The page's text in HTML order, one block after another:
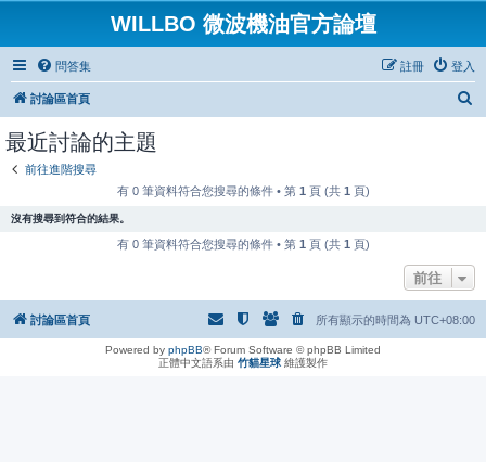
WILLBO 微波機油官方論壇
問答集 登入
註冊
討論區首頁
最近討論的主題
前往進階搜尋
有 0 筆資料符合您搜尋的條件 • 第 1 頁 (共 1 頁)
沒有搜尋到符合的結果。
有 0 筆資料符合您搜尋的條件 • 第 1 頁 (共 1 頁)
前往
討論區首頁 所有顯示的時間為 UTC+08:00
Powered by phpBB® Forum Software © phpBB Limited
正體中文語系由 竹貓星球 維護製作